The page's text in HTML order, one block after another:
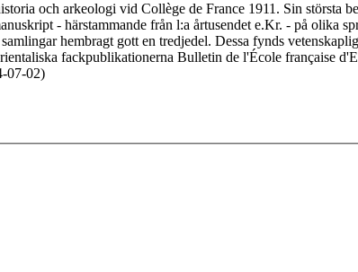
och arkeologi vid Collège de France 1911. Sin största
- härstammande från l:a årtusendet e.Kr. - på olika
hembragt gott en tredjedel. Dessa fynds
fackpublikationerna Bulletin de l'École française
07-02)